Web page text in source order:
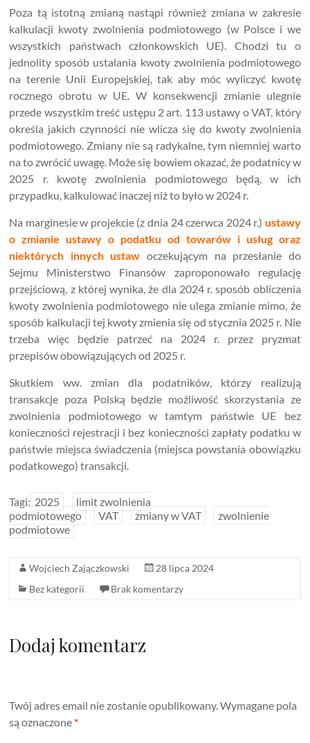
Poza tą istotną zmianą nastąpi również zmiana w zakresie
kalkulacji kwoty zwolnienia podmiotowego (w Polsce i we
wszystkich państwach członkowskich UE). Chodzi tu o
jednolity sposób ustalania kwoty zwolnienia podmiotowego
na terenie Unii Europejskiej, tak aby móc wyliczyć kwotę
rocznego obrotu w UE. W konsekwencji zmianie ulegnie
przede wszystkim treść ustępu 2 art. 113 ustawy o VAT, który
określa jakich czynności nie wlicza się do kwoty zwolnienia
podmiotowego. Zmiany nie są radykalne, tym niemniej warto
na to zwrócić uwagę. Może się bowiem okazać, że podatnicy w
2025 r. kwotę zwolnienia podmiotowego będą, w ich
przypadku, kalkulować inaczej niż to było w 2024 r.
Na marginesie w projekcie (z dnia 24 czerwca 2024 r.) ustawy
o zmianie ustawy o podatku od towarów i usług oraz
niektórych innych ustaw oczekującym na przesłanie do
Sejmu Ministerstwo Finansów zaproponowało regulację
przejściową, z której wynika, że dla 2024 r. sposób obliczenia
kwoty zwolnienia podmiotowego nie ulega zmianie mimo, że
sposób kalkulacji tej kwoty zmienia się od stycznia 2025 r. Nie
trzeba więc będzie patrzeć na 2024 r. przez pryzmat
przepisów obowiązujących od 2025 r.
Skutkiem ww. zmian dla podatników, którzy realizują
transakcje poza Polską będzie możliwość skorzystania ze
zwolnienia podmiotowego w tamtym państwie UE bez
konieczności rejestracji i bez konieczności zapłaty podatku w
państwie miejsca świadczenia (miejsca powstania obowiązku
podatkowego) transakcji.
Tagi: 2025
limit zwolnienia
podmiotowego
VAT zmiany w VAT
zwolnienie
podmiotowe
Wojciech Zajączkowski
28 lipca 2024
Bez kategorii
Brak komentarzy
Dodaj komentarz
Twój adres email nie zostanie opublikowany.Wymagane pola
są oznaczone *